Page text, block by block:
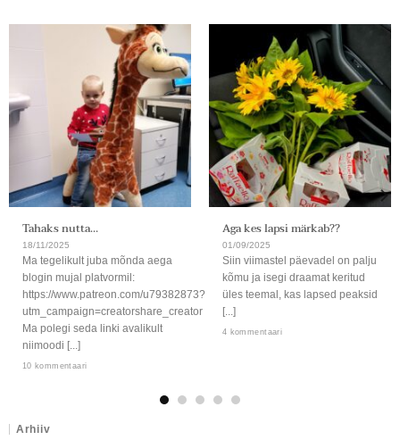
Tahaks nutta…
18/11/2025
Ma tegelikult juba mõnda aega
blogin mujal platvormil:
https://www.patreon.com/u79382873?
utm_campaign=creatorshare_creator
Ma polegi seda linki avalikult
niimoodi [...]
10 kommentaari
Aga kes lapsi märkab??
01/09/2025
Siin viimastel päevadel on palju
kõmu ja isegi draamat keritud
üles teemal, kas lapsed peaksid
[...]
4 kommentaari
Arhiiv